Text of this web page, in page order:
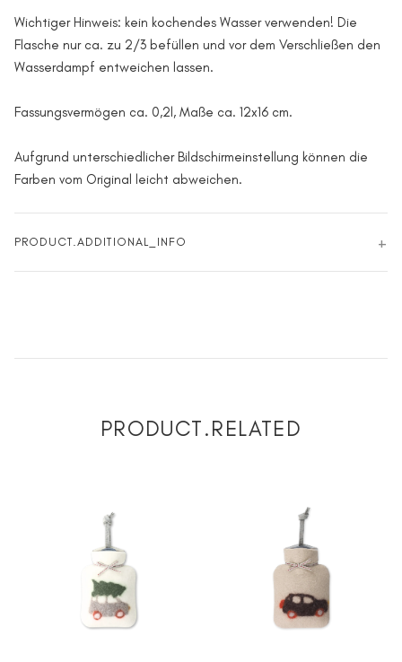
Wichtiger Hinweis: kein kochendes Wasser verwenden! Die
Flasche nur ca. zu 2/3 befüllen und vor dem Verschließen den
Wasserdampf entweichen lassen.
Fassungsvermögen ca. 0,2l, Maße ca. 12x16 cm.
Aufgrund unterschiedlicher Bildschirmeinstellung können die
Farben vom Original leicht abweichen.
PRODUCT.ADDITIONAL_INFO
PRODUCT.RELATED